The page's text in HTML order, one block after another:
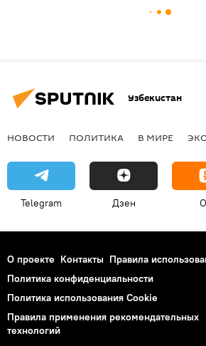
Узбекистан
НОВОСТИ ПОЛИТИКА В МИРЕ
Telegram Дзен
О проекте Контакты Правила
Политика конфиденциальности
Политика использования Cookie
Правила применения рекомендательных
технологий